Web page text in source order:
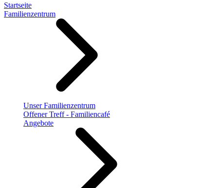
Startseite
Familienzentrum
Unser Familienzentrum
Offener Treff - Familiencafé
Angebote